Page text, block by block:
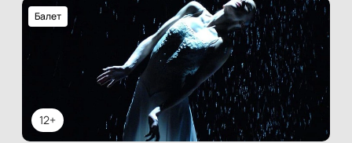
12+
Балет